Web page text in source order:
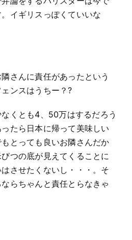
イギリスっぽくていいな
さんに責任があったという
ンスはうちー？?
くとも4、50万はするだろう
たら日本に帰って美味しい
とっても良いお隣さんだか
つの底が見えてくることに
させたくないし・・・。そ
らちゃんと責任とらなきゃ